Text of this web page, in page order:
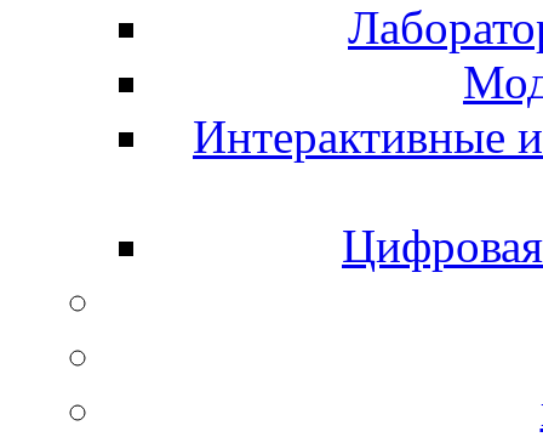
Интерактивные